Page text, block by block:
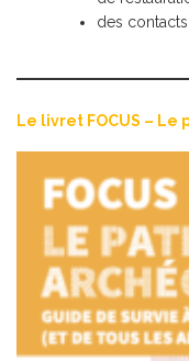
des
Le livret FOCUS –